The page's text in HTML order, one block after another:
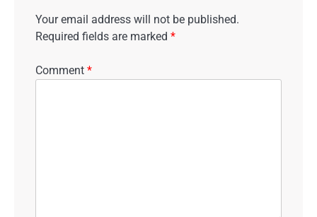
Your email address will not be published.
Required fields are marked *
Comment *